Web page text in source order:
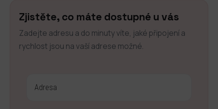
Zjistěte, co máte dostupné u vás
Zadejte adresu a do minuty víte, jaké připojení a
rychlost jsou na vaší adrese možné.